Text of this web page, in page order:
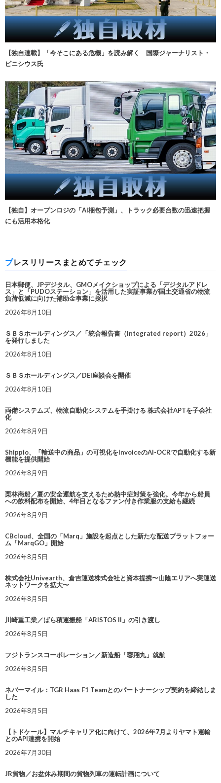
【独自連載】「今そこにある危機」を読み解く 国際ジャーナリスト・
ビニシウス氏
【独自】オープンロジの「AI梱包予測」、トラック必要台数の迅速把握
にも活用本格化
プレスリリースまとめてチェック
日本郵便、JPデジタル、GMOメイクショップによる「デジタルアドレ
ス」と「PUDOステーション」を活用した実証事業が国土交通省の物流
負荷低減に向けた補助金事業に採択
2026年8月10日
ＳＢＳホールディングス／「統合報告書（Integrated report）2026」
を発行しました
2026年8月10日
ＳＢＳホールディングス／DEI座談会を開催
2026年8月10日
両備システムズ、物流自動化システムを手掛ける 株式会社APTを子会社
化
2026年8月9日
Shippio、「輸送中の商品」の可視化をInvoiceのAI-OCRで自動化する新
機能を提供開始
2026年8月9日
栗林商船／夏の安全運航を支えるため熱中症対策を強化。今年から船員
への飲料配布を開始、4年目となるファン付き作業服の支給も継続
2026年8月9日
CBcloud、全国の「Marq」施設を起点とした新たな配送プラットフォー
ム「MarqGO」開始
2026年8月5日
株式会社Univearth、倉吉運送株式会社と資本提携〜山陰エリアへ実運送
ネットワークを拡大〜
2026年8月5日
川崎重工業／ばら積運搬船「ARISTOS II」の引き渡し
2026年8月5日
フジトランスコーポレーション／新造船「蓉翔丸」就航
2026年8月5日
ネバーマイル：TGR Haas F1 Teamとのパートナーシップ契約を締結しま
した
2026年8月5日
【トドケール】マルチキャリア化に向けて、2026年7月よりヤマト運輸
とのAPI連携を開始
2026年7月30日
JR貨物／お盆休み期間の貨物列車の運転計画について